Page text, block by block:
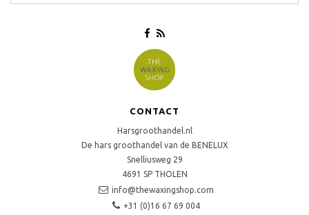
CONTACT
Harsgroothandel.nl
De hars groothandel van de BENELUX
Snelliusweg 29
4691 SP THOLEN
info@thewaxingshop.com
+31 (0)16 67 69 004